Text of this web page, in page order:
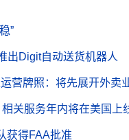
”
出Digit自动送货机器人
营牌照：将先展开外卖
关服务年内将在美国上
获得FAA批准